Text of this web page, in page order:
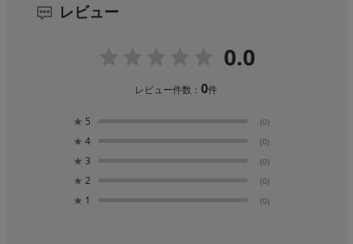
レビュー
0.0
レビュー件数：0件
★ 5 (0)
★ 4 (0)
★ 3 (0)
★ 2 (0)
★ 1 (0)